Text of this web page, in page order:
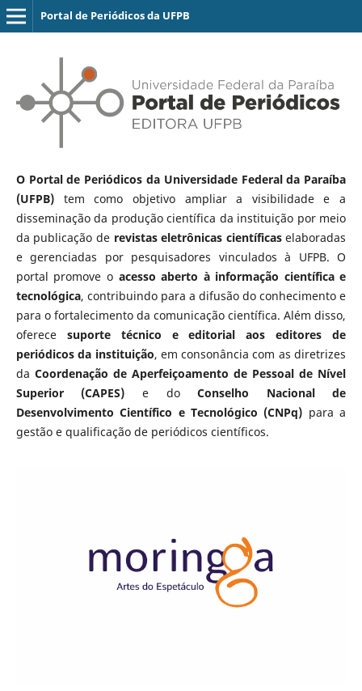
Portal de Periódicos da UFPB
O Portal de Periódicos da Universidade Federal da Paraíba
(UFPB)tem como objetivo ampliar a visibilidade e a
disseminação da produção científica da instituição por meio
da publicação de revistas eletrônicas científicaselaboradas
e gerenciadas por pesquisadores vinculados à UFPB. O
portal promove o acesso aberto à informação científica e
tecnológica, contribuindo para a difusão do conhecimento e
para o fortalecimento da comunicação científica. Além disso,
oferece suporte técnico e editorial aos editores de
periódicos da instituição, em consonância com as diretrizes
da Coordenação de Aperfeiçoamento de Pessoal de Nível
Superior (CAPES) e doConselho Nacional de
Desenvolvimento Científico e Tecnológico (CNPq) para a
gestão e qualificação de periódicos científicos.